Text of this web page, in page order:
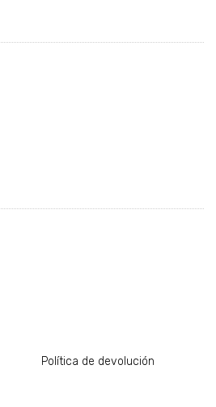
Política de devolución